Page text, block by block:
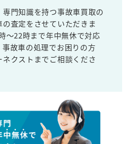
門知識を持つ事故車買取の
査定をさせていただきま
～22時まで年中無休で対応
事故車の処理でお困りの方
クストまでご相談くださ